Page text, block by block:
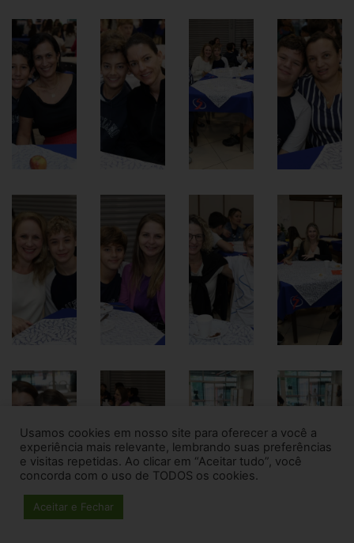
Usamos cookies em nosso site para oferecer a você a
experiência mais relevante, lembrando suas preferências
e visitas repetidas. Ao clicar em “Aceitar tudo”, você
concorda com o uso de TODOS os cookies.
Aceitar e Fechar